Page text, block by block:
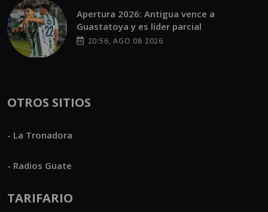
Apertura 2026: Antigua vence a
Guastatoya y es líder parcial
20:56, AGO 08 2026
OTROS SITIOS
- La Tronadora
- Radios Guate
TARIFARIO